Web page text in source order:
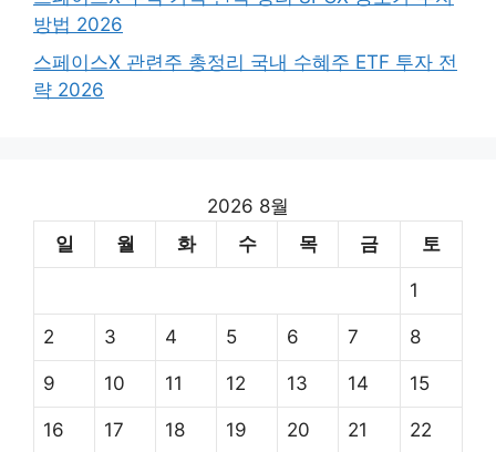
방법 2026
스페이스X 관련주 총정리 국내 수혜주 ETF 투자 전
략 2026
2026 8월
일
월 화 수 목 금 토
1
2 3 4 5 6 7 8
9 10 11 12 13 14 15
16 17 18 19 20 21 22